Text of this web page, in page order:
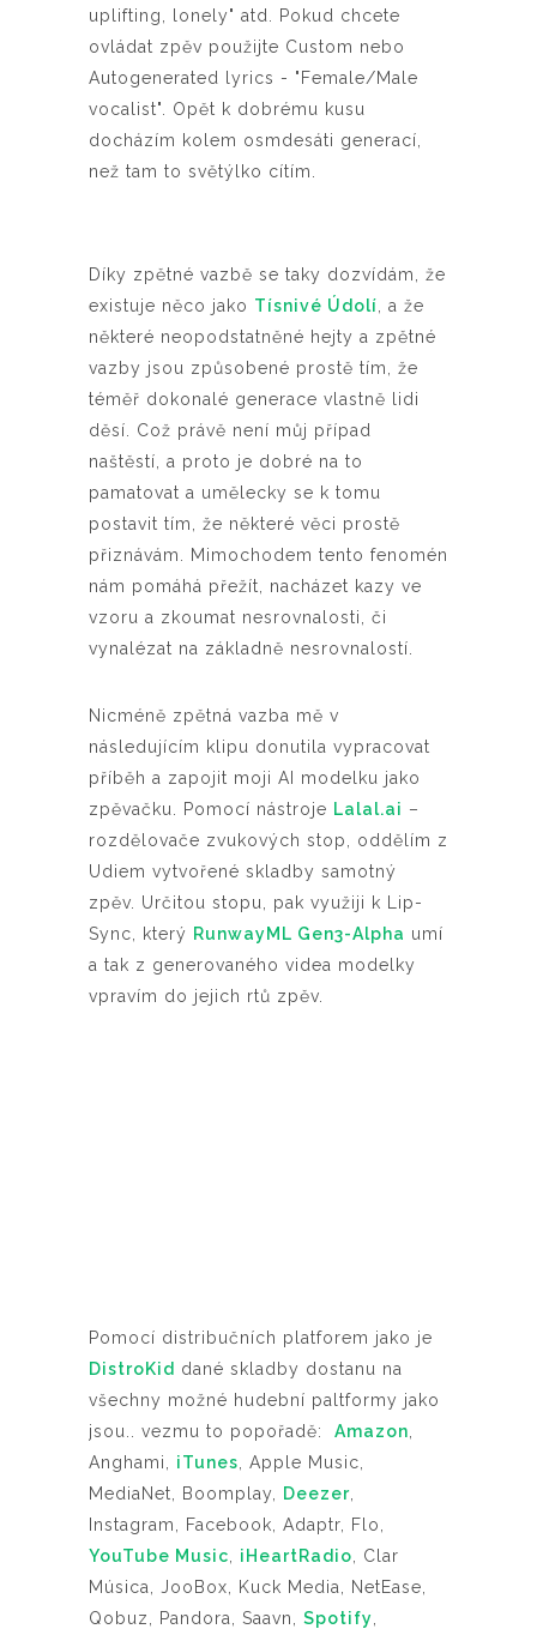
uplifting, lonely" atd. Pokud chcete
ovládat zpěv použijte Custom nebo
Autogenerated lyrics - "Female/Male
vocalist". Opět k dobrému kusu
docházím kolem osmdesáti generací,
než tam to světýlko cítím.
Díky zpětné vazbě se taky dozvídám, že
existuje něco jako Tísnivé Údolí , a že
některé neopodstatněné hejty a zpětné
vazby jsou způsobené prostě tím, že
téměř dokonalé generace vlastně lidi
děsí. Což právě není můj případ
naštěstí, a proto je dobré na to
pamatovat a umělecky se k tomu
postavit tím, že některé věci prostě
přiznávám. Mimochodem tento fenomén
nám pomáhá přežít, nacházet kazy ve
vzoru a zkoumat nesrovnalosti, či
vynalézat na základně nesrovnalostí.
Nicméně zpětná vazba mě v
následujícím klipu donutila vypracovat
příběh a zapojit moji AI modelku jako
zpěvačku. Pomocí nástroje Lalal.ai –
rozdělovače zvukových stop, oddělím z
Udiem vytvořené skladby samotný
zpěv. Určitou stopu, pak využiji k Lip-
Sync, který RunwayML Gen3-Alpha umí
a tak z generovaného videa modelky
vpravím do jejich rtů zpěv.
Pomocí distribučních platforem jako je
DistroKid dané skladby dostanu na
všechny možné hudební paltformy jako
jsou.. vezmu to popořadě: Amazon
Anghami, iTunes , Apple Music,
MediaNet, Boomplay,
Deezer
Instagram, Facebook, Adaptr, Flo,
YouTube Music
iHeartRadio , Clar
Música, JooBox, Kuck Media, NetEase,
Qobuz, Pandora, Saavn, Spotify